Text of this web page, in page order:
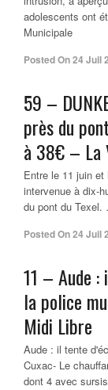
adolescents ont
Municipale
Posted On24 Juil
59 –
près du
à 38€ – La
Entre le 11 juin
intervenue à dix-
du pont du
Posted On24 Juil
11 – Aude
la police
Midi Libre
Aude : il tente
Cuxac- Le
dont 4 avec